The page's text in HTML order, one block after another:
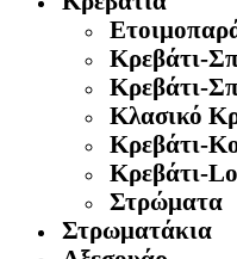
Κρεβάτι-
Κρεβάτι-
Κλασικό
Κρεβάτι-
Κρεβάτι-
Στρώματα
Στρωματάκια